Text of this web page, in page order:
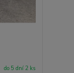
do 5 dní 2 ks